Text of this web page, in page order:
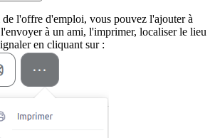
l'offre d'emploi, vous pouvez l'ajouter à
à un ami, l'imprimer, localiser le lieu
en cliquant sur :